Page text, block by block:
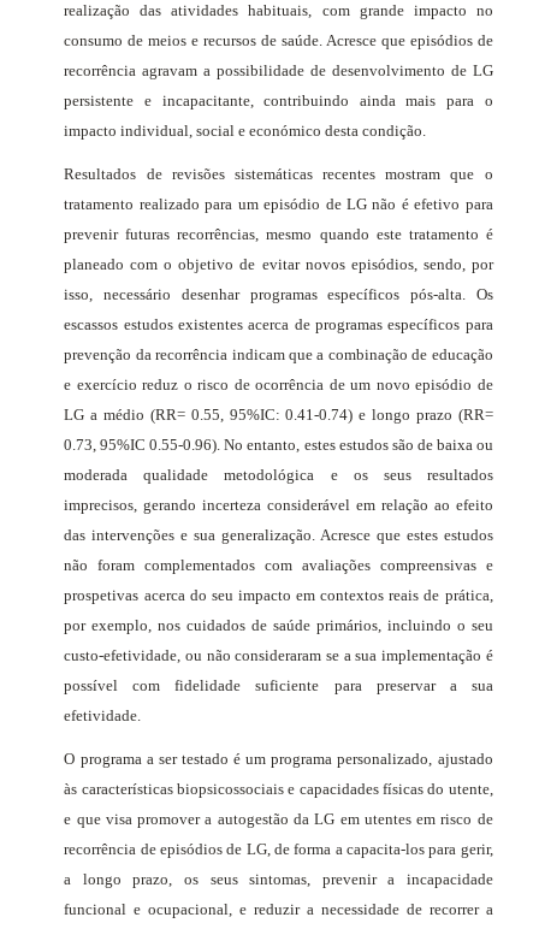
realização das atividades habituais, com grande impacto no
consumo de meios e recursos de saúde. Acresce que episódios de
recorrência agravam a possibilidade de desenvolvimento de LG
persistente e incapacitante, contribuindo ainda mais para o
impacto individual, social e económico desta condição.
Resultados de revisões sistemáticas recentes mostram que o
tratamento realizado para um episódio de LG não é efetivo para
prevenir futuras recorrências, mesmo quando este tratamento é
planeado com o objetivo de evitar novos episódios, sendo, por
isso, necessário desenhar programas específicos pós-alta. Os
escassos estudos existentes acerca de programas específicos para
prevenção da recorrência indicam que a combinação de educação
e exercício reduz o risco de ocorrência de um novo episódio de
LG a médio (RR= 0.55, 95%IC: 0.41-0.74) e longo prazo (RR=
0.73, 95%IC 0.55-0.96). No entanto, estes estudos são de baixa ou
moderada qualidade metodológica e os seus resultados
imprecisos, gerando incerteza considerável em relação ao efeito
das intervenções e sua generalização. Acresce que estes estudos
não foram complementados com avaliações compreensivas e
prospetivas acerca do seu impacto em contextos reais de prática,
por exemplo, nos cuidados de saúde primários, incluindo o seu
custo-efetividade, ou não consideraram se a sua implementação é
possível com fidelidade suficiente para preservar a sua
efetividade.
O programa a ser testado é um programa personalizado, ajustado
às características biopsicossociais e capacidades físicas do utente,
e que visa promover a autogestão da LG em utentes em risco de
recorrência de episódios de LG, de forma a capacita-los para gerir,
a longo prazo, os seus sintomas, prevenir a incapacidade
funcional e ocupacional, e reduzir a necessidade de recorrer a